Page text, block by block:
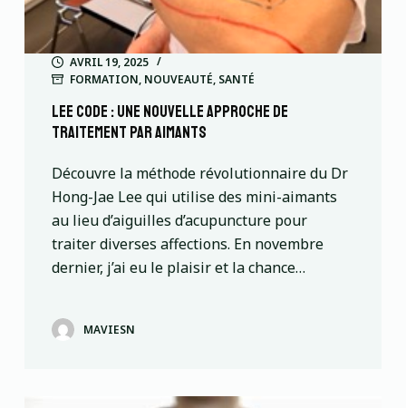
AVRIL 19, 2025
FORMATION, NOUVEAUTÉ, SANTÉ
Lee code : Une nouvelle approche de
traitement par aimants
Découvre la méthode révolutionnaire du Dr
Hong-Jae Lee qui utilise des mini-aimants
au lieu d’aiguilles d’acupuncture pour
traiter diverses affections. En novembre
dernier, j’ai eu le plaisir et la chance…
MAVIESN